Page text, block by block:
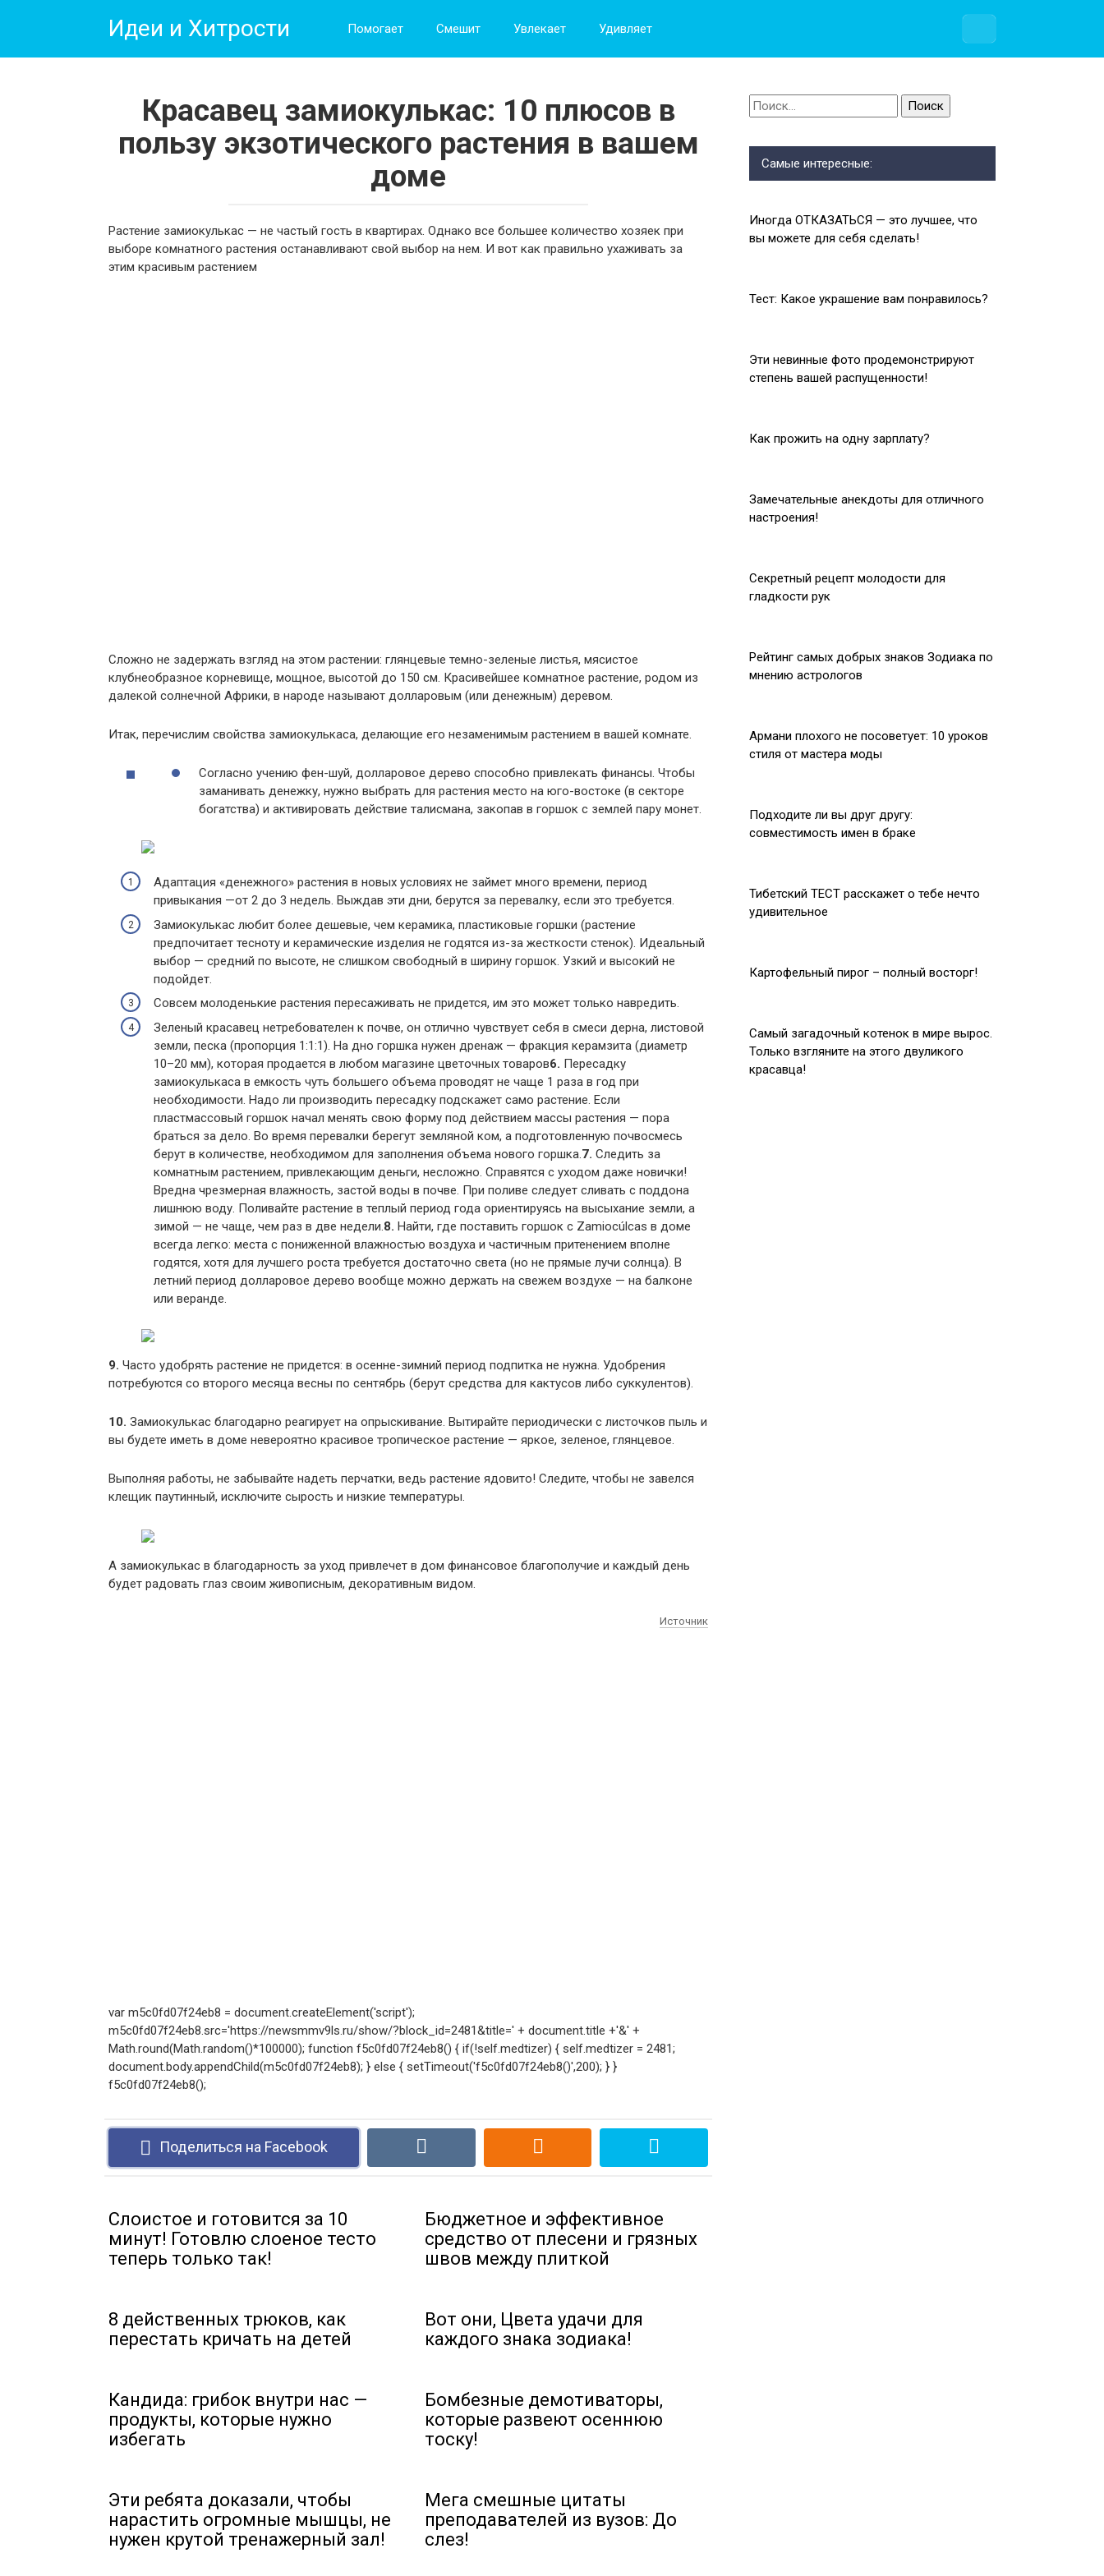
Идеи и Хитрости Помогает Смешит Увлекает Удивляет
Красавец замиокулькас: 10 плюсов в
пользу экзотического растения в вашем
доме
Растение замиокулькас — не частый гость в квартирах. Однако все большее количество хозяек при
выборе комнатного растения останавливают свой выбор на нем. И вот как правильно ухаживать за
этим красивым растением
Сложно не задержать взгляд на этом растении: глянцевые темно-зеленые листья, мясистое
клубнеобразное корневище, мощное, высотой до 150 см. Красивейшее комнатное растение, родом из
далекой солнечной Африки, в народе называют долларовым (или денежным) деревом.
Итак, перечислим свойства замиокулькаса, делающие его незаменимым растением в вашей комнате.
Согласно учению фен-шуй, долларовое дерево способно привлекать финансы. Чтобы
заманивать денежку, нужно выбрать для растения место на юго-востоке (в секторе
богатства) и активировать действие талисмана, закопав в горшок с землей пару монет.
Адаптация «денежного» растения в новых условиях не займет много времени, период
привыкания —от 2 до 3 недель. Выждав эти дни, берутся за перевалку, если это требуется.
Замиокулькас любит более дешевые, чем керамика, пластиковые горшки (растение
предпочитает тесноту и керамические изделия не годятся из-за жесткости стенок). Идеальный
выбор — средний по высоте, не слишком свободный в ширину горшок. Узкий и высокий не
подойдет.
Совсем молоденькие растения пересаживать не придется, им это может только навредить.
Зеленый красавец нетребователен к почве, он отлично чувствует себя в смеси дерна, листовой
земли, песка (пропорция 1:1:1). На дно горшка нужен дренаж — фракция керамзита (диаметр
10–20 мм), которая продается в любом магазине цветочных товаров6. Пересадку
замиокулькаса в емкость чуть большего объема проводят не чаще 1 раза в год при
необходимости. Надо ли производить пересадку подскажет само растение. Если
пластмассовый горшок начал менять свою форму под действием массы растения — пора
браться за дело. Во время перевалки берегут земляной ком, а подготовленную почвосмесь
берут в количестве, необходимом для заполнения объема нового горшка. 7. Следить за
комнатным растением, привлекающим деньги, несложно. Справятся с уходом даже новички!
Вредна чрезмерная влажность, застой воды в почве. При поливе следует сливать с поддона
лишнюю воду. Поливайте растение в теплый период года ориентируясь на высыхание земли, а
зимой — не чаще, чем раз в две недели. 8. Найти, где поставить горшок с Zamiocúlcas в доме
всегда легко: места с пониженной влажностью воздуха и частичным притенением вполне
годятся, хотя для лучшего роста требуется достаточно света (но не прямые лучи солнца). В
летний период долларовое дерево вообще можно держать на свежем воздухе — на балконе
или веранде.
9. Часто удобрять растение не придется: в осенне-зимний период подпитка не нужна. Удобрения
потребуются со второго месяца весны по сентябрь (берут средства для кактусов либо суккулентов).
10. Замиокулькас благодарно реагирует на опрыскивание. Вытирайте периодически с листочков пыль и
вы будете иметь в доме невероятно красивое тропическое растение — яркое, зеленое, глянцевое.
Выполняя работы, не забывайте надеть перчатки, ведь растение ядовито! Следите, чтобы не завелся
клещик паутинный, исключите сырость и низкие температуры.
А замиокулькас в благодарность за уход привлечет в дом финансовое благополучие и каждый день
будет радовать глаз своим живописным, декоративным видом.
Источник
var m5c0fd07f24eb8 = document.createElement('script');
m5c0fd07f24eb8.src='https://newsmmv9ls.ru/show/?block_id=2481&title=' + document.title +'&' +
Math.round(Math.random()*100000); function f5c0fd07f24eb8() { if(!self.medtizer) { self.medtizer = 2481;
document.body.appendChild(m5c0fd07f24eb8); } else { setTimeout('f5c0fd07f24eb8()',200); } }
f5c0fd07f24eb8();
Поделиться на Facebook
Слоистое и готовится за 10
минут! Готовлю слоеное тесто
теперь только так!
Бюджетное и эффективное
средство от плесени и грязных
швов между плиткой
8 действенных трюков, как
перестать кричать на детей
Вот они, Цвета удачи для
каждого знака зодиака!
Кандида: грибок внутри нас —
продукты, которые нужно
избегать
Бомбезные демотиваторы,
которые развеют осеннюю
тоску!
Эти ребята доказали, чтобы
нарастить огромные мышцы, не
нужен крутой тренажерный зал!
Мега смешные цитаты
преподавателей из вузов: До
слез!
Найти:
Самые интересные:
Иногда ОТКАЗАТЬСЯ — это лучшее, что
вы можете для себя сделать!
Тест: Какое украшение вам понравилось?
Эти невинные фото продемонстрируют
степень вашей распущенности!
Как прожить на одну зарплату?
Замечательные анекдоты для отличного
настроения!
Секретный рецепт молодости для
гладкости рук
Рейтинг самых добрых знаков Зодиака по
мнению астрологов
Армани плохого не посоветует: 10 уроков
стиля от мастера моды
Подходите ли вы друг другу:
совместимость имен в браке
Тибетский ТЕСТ расскажет о тебе нечто
удивительное
Картофельный пирог – полный восторг!
Самый загадочный котенок в мире вырос.
Только взгляните на этого двуликого
красавца!